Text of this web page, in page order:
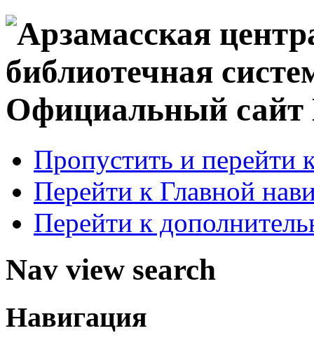
Официальный
Пропустить и перейти
Перейти к Главной
Перейти к
Nav view search
Навигация